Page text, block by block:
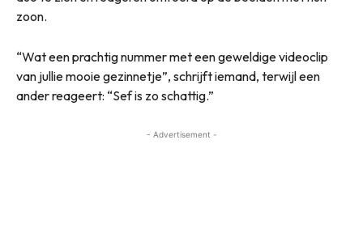
zoon.
“Wat een prachtig nummer met een geweldige videoclip
van jullie mooie gezinnetje”, schrijft iemand, terwijl een
ander reageert: “Sef is zo schattig.”
- Advertisement -